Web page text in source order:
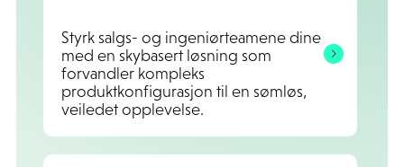
Styrk salgs- og ingeniørteamene dine
med en skybasert løsning som
forvandler kompleks
produktkonfigurasjon til en sømløs,
veiledet opplevelse.